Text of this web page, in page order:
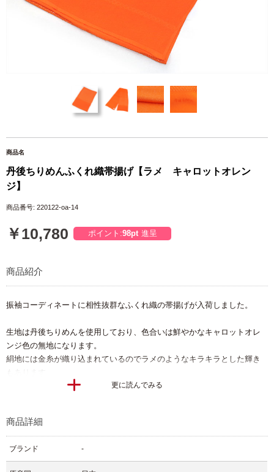
商品名
丹後ちりめんふくれ織帯揚げ【ラメ キャロットオレン
ジ】
商品番号: 220122-oa-14
￥10,780 ポイント:98pt 進呈
商品紹介
振袖コーディネートに相性抜群なふくれ織の帯揚げが入荷しました。
生地は丹後ちりめんを使用しており、色合いは鮮やかなキャロットオレ
ンジ色の無地になります。
絹地には金糸が織り込まれているのでラメのようなキラキラとした輝き
いっそう、華やかに彩ってくれますよ。
帯揚げの色が変わるだけでも振袖姿の印象が変わりますので、素敵な振
更に読んでみる
商品詳細
ブランド -